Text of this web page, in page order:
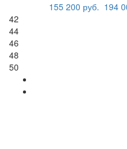
155 200 руб. 194
42
44
46
48
50